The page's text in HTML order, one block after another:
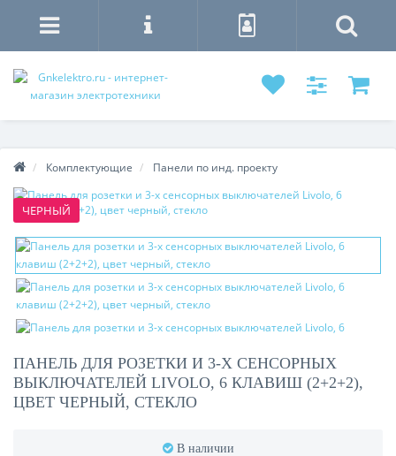
Комплектующие Панели по инд. проекту
ЧЕРНЫЙ
ПАНЕЛЬ ДЛЯ РОЗЕТКИ И 3-Х СЕНСОРНЫХ
ВЫКЛЮЧАТЕЛЕЙ LIVOLO, 6 КЛАВИШ (2+2+2),
ЦВЕТ ЧЕРНЫЙ, СТЕКЛО
В наличии